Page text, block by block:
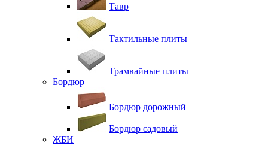
Тавр
Тактильные плиты
Трамвайные плиты
Бордюр
Бордюр дорожный
Бордюр садовый
ЖБИ